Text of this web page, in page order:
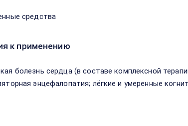
средства
к применению
болезнь сердца (в составе комплексной
энцефалопатия; лёгкие и умеренные